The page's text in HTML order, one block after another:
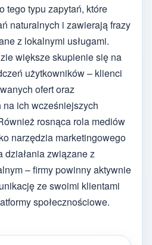
tego typu zapytań, które
naturalnych i zawierają frazy
z lokalnymi usługami.
większe skupienie się na
użytkowników – klienci
ofert oraz
ich wcześniejszych
rosnąca rola mediów
narzędzia marketingowego
działania związane z
– firmy powinny aktywnie
ze swoimi klientami
społecznościowe.